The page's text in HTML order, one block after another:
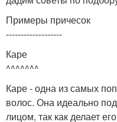
Примеры причесок
-------------------
Каре
^^^^^^^
Каре - одна из самых
волос. Она идеально
лицом, так как делает